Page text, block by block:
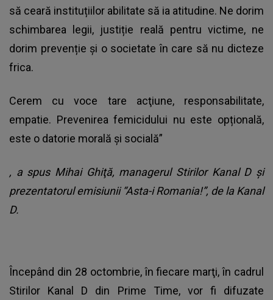
să ceară instituțiilor abilitate să ia atitudine. Ne dorim
schimbarea legii, justiție reală pentru victime, ne
dorim prevenție și o societate în care să nu dicteze
frica.
Cerem cu voce tare acţiune, responsabilitate,
empatie. Prevenirea femicidului nu este opțională,
este o datorie morală și socială”
, a spus Mihai Ghiţă, managerul Stirilor Kanal D şi
prezentatorul emisiunii “Asta-i Romania!”, de la Kanal
D.
Începând din 28 octombrie, în fiecare marţi, în cadrul
Stirilor Kanal D din Prime Time, vor fi difuzate